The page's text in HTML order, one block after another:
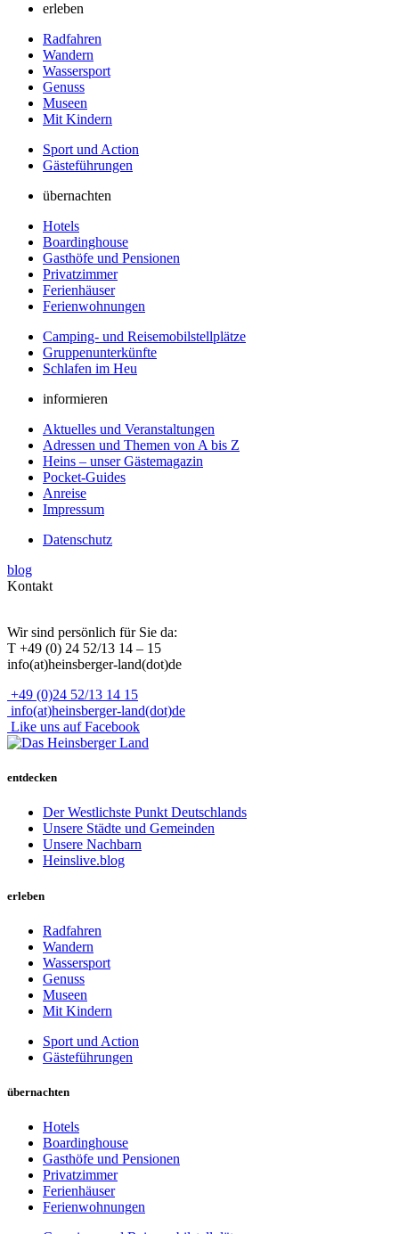
erleben
Radfahren
Wandern
Wassersport
Genuss
Museen
Mit Kindern
Sport und Action
Gästeführungen
übernachten
Hotels
Boardinghouse
Gasthöfe und Pensionen
Privatzimmer
Ferienhäuser
Ferienwohnungen
Camping- und Reisemobilstellplätze
Gruppenunterkünfte
Schlafen im Heu
informieren
Aktuelles und Veranstaltungen
Adressen und Themen von A bis Z
Heins – unser Gästemagazin
Pocket-Guides
Anreise
Impressum
Datenschutz
blog
Kontakt
Wir sind persönlich für Sie da:
T +49 (0) 24 52/13 14 – 15
info(at)heinsberger-land(dot)de
+49 (0)24 52/13 14 15
info(at)heinsberger-land(dot)de
Like uns auf Facebook
entdecken
Der Westlichste Punkt Deutschlands
Unsere Städte und Gemeinden
Unsere Nachbarn
Heinslive.blog
erleben
Radfahren
Wandern
Wassersport
Genuss
Museen
Mit Kindern
Sport und Action
Gästeführungen
übernachten
Hotels
Boardinghouse
Gasthöfe und Pensionen
Privatzimmer
Ferienhäuser
Ferienwohnungen